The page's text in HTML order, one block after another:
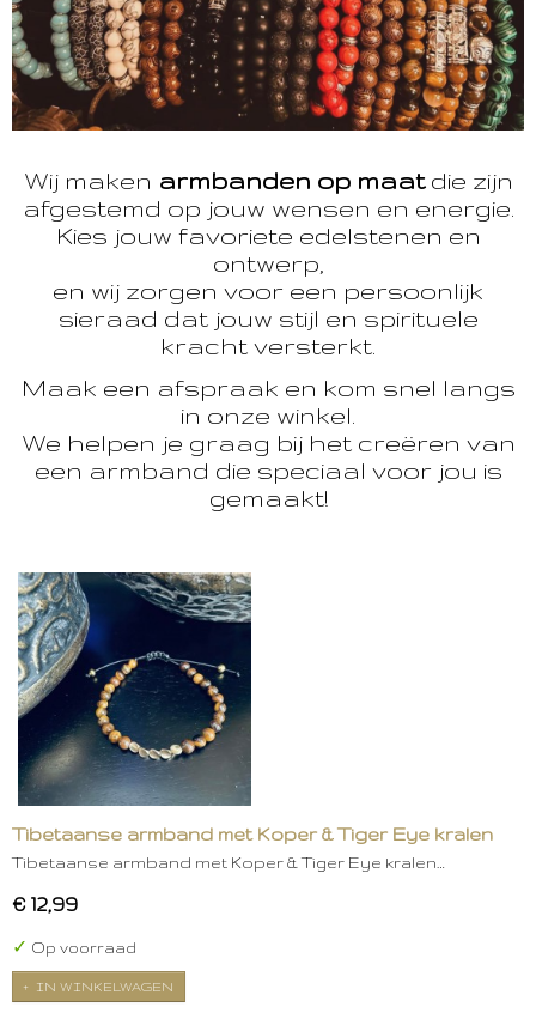
Wij maken armbanden op maatdie zijn
afgestemd op jouw wensen en energie.
Kies jouw favoriete edelstenen en
ontwerp,
en wij zorgen voor een persoonlijk
sieraad dat jouw stijl en spirituele
kracht versterkt.
Maak een afspraak en kom snel langs
in onze winkel.
We helpen je graag bij het creëren van
een armband die speciaal voor jou is
gemaakt!
Tibetaanse armband met Koper & Tiger Eye kralen
Tibetaanse armband met Koper & Tiger Eye kralen…
€ 12,99
✓ Op voorraad
IN WINKELWAGEN